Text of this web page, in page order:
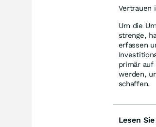
Vertrauen
Um die
strenge,
erfassen
primär auf
werden,
schaffen.
Lesen